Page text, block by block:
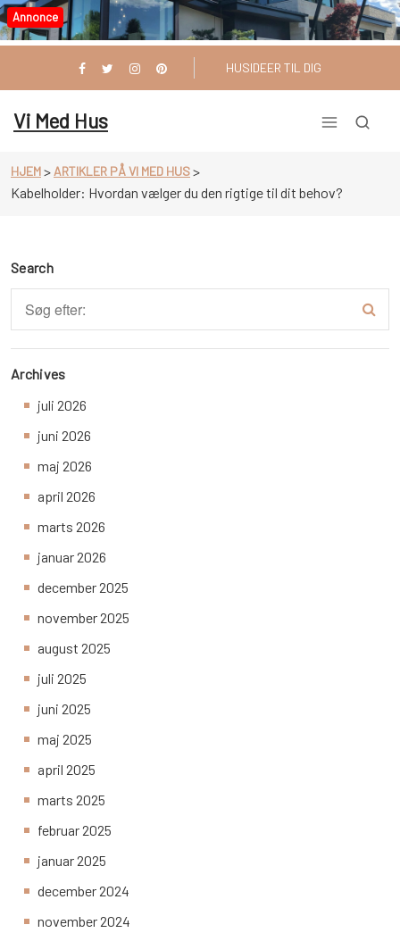
Videre
til
Annonce
HUSIDEER TIL DIG
Vi Med Hus
HJEM> ARTIKLER PÅ VI MED HUS>
Kabelholder: Hvordan vælger du den rigtige til dit behov?
Search
Archives
juli 2026
juni 2026
maj 2026
april 2026
marts 2026
januar 2026
december 2025
november 2025
august 2025
juli 2025
juni 2025
maj 2025
april 2025
marts 2025
februar 2025
januar 2025
december 2024
november 2024